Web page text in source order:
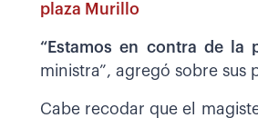
plaza Murillo
“Estamos en contra de la
ministra”, agregó sobre sus
Cabe recodar que el